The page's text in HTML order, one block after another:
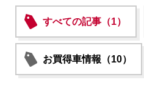
すべての記事（1）
お買得車情報（10）